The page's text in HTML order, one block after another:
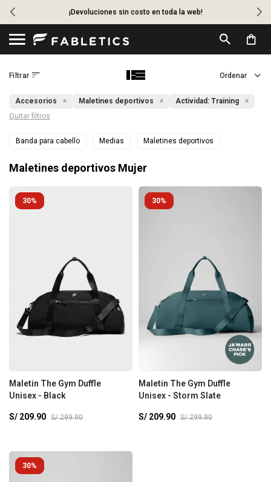
¡Devoluciones sin costo en toda la web!

Accesorios Maletines deportivos Actividad: Training
Quitar filtros
Banda para cabello Medias Maletines deportivos
Maletines deportivos Mujer
30
Maletin The Gym Duffle
Unisex - Black
S/ 209.90 S/ 299.90
30
Maletin The Gym Duffle
Unisex - Storm Slate
S/ 209.90 S/ 299.90
30